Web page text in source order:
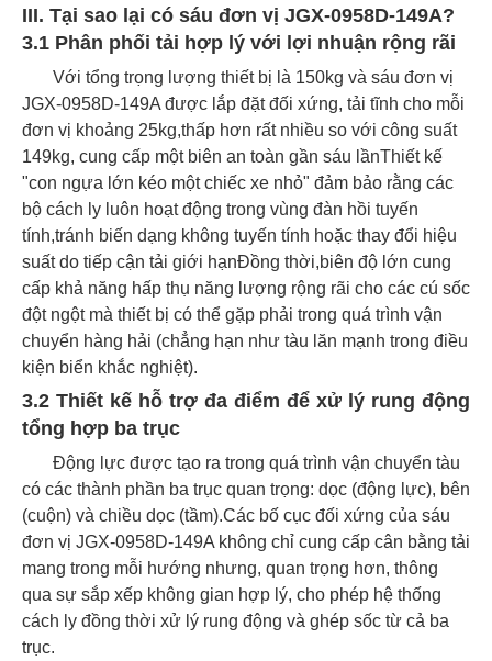
III. Tại sao lại có sáu đơn vị JGX-0958D-149A?
3.1 Phân phối tải hợp lý với lợi nhuận rộng rãi
Với tổng trọng lượng thiết bị là 150kg và sáu đơn vị
JGX-0958D-149A được lắp đặt đối xứng, tải tĩnh cho mỗi
đơn vị khoảng 25kg,thấp hơn rất nhiều so với công suất
149kg, cung cấp một biên an toàn gần sáu lầnThiết kế
"con ngựa lớn kéo một chiếc xe nhỏ" đảm bảo rằng các
bộ cách ly luôn hoạt động trong vùng đàn hồi tuyến
tính,tránh biến dạng không tuyến tính hoặc thay đổi hiệu
suất do tiếp cận tải giới hạnĐồng thời,biên độ lớn cung
cấp khả năng hấp thụ năng lượng rộng rãi cho các cú sốc
đột ngột mà thiết bị có thể gặp phải trong quá trình vận
chuyển hàng hải (chẳng hạn như tàu lăn mạnh trong điều
kiện biển khắc nghiệt).
3.2 Thiết kế hỗ trợ đa điểm để xử lý rung động
tổng hợp ba trục
Động lực được tạo ra trong quá trình vận chuyển tàu
có các thành phần ba trục quan trọng: dọc (động lực), bên
(cuộn) và chiều dọc (tầm).Các bố cục đối xứng của sáu
đơn vị JGX-0958D-149A không chỉ cung cấp cân bằng tải
mang trong mỗi hướng nhưng, quan trọng hơn, thông
qua sự sắp xếp không gian hợp lý, cho phép hệ thống
cách ly đồng thời xử lý rung động và ghép sốc từ cả ba
trục.